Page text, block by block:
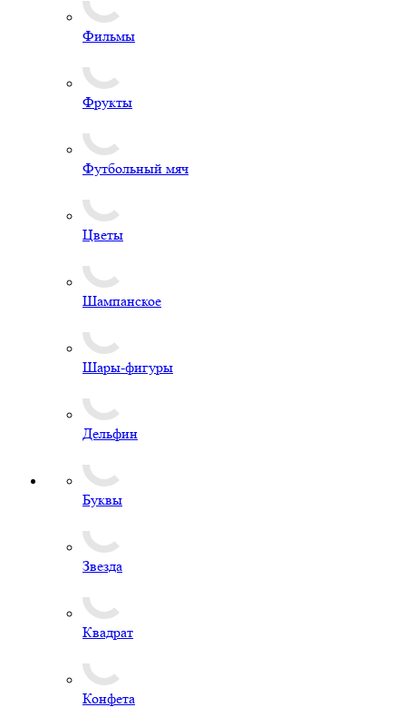
Фильмы
Фрукты
Футбольный мяч
Цветы
Шампанское
Шары-фигуры
Дельфин
Буквы
Звезда
Квадрат
Конфета